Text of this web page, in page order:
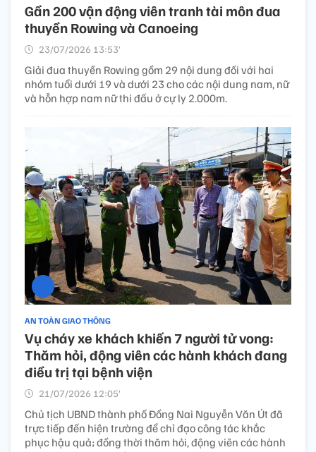
Gần 200 vận động viên tranh tài môn đua
thuyền Rowing và Canoeing
23/07/2026 13:53’
Giải đua thuyền Rowing gồm 29 nội dung đối với hai
nhóm tuổi dưới 19 và dưới 23 cho các nội dung nam, nữ
và hỗn hợp nam nữ thi đấu ở cự ly 2.000m.
AN TOÀN GIAO THÔNG
Vụ cháy xe khách khiến 7 người tử vong:
Thăm hỏi, động viên các hành khách đang
điều trị tại bệnh viện
21/07/2026 12:05’
Chủ tịch UBND thành phố Đồng Nai Nguyễn Văn Út đã
trực tiếp đến hiện trường để chỉ đạo công tác khắc
phục hậu quả; đồng thời thăm hỏi, động viên các hành